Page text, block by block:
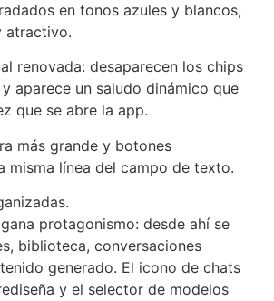
en tonos azules y blancos,
atractivo.
renovada: desaparecen los chips
aparece un saludo dinámico que
que se abre la app.
más grande y botones
misma línea del campo de texto.
protagonismo: desde ahí se
biblioteca, conversaciones
generado. El icono de chats
y el selector de modelos